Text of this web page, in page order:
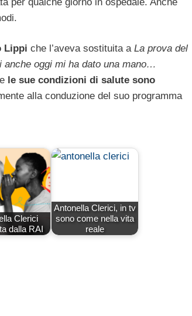
Lippi che l’aveva sostituita a La prova del
anche oggi mi ha dato una mano…
le sue condizioni di salute sono
alla conduzione del suo programma
Clerici
dalla RAI
Antonella Clerici, in tv
sono come nella vita
reale